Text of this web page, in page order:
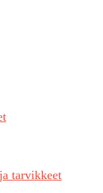
tarvikkeet